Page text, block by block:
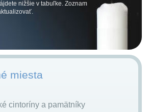
nižšie v tabuľke. Zoznam
miesta
cintoríny a pamätníky